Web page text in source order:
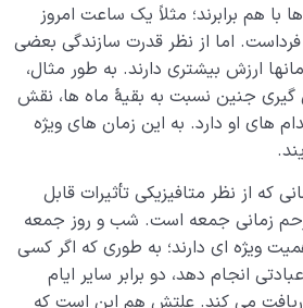
0/9
با هم برابرند؛ مثلاً یک ساعت امروز
اما از نظر قدرت سازندگی بعضی
ارزش بیشتری دارند. به طور مثال،
جنین نسبت به بقیۀ ماه ها، نقش
های او دارد. به این زمان های ویژه
که از نظر متافیزیکی تأثیرات قابل
زمانی جمعه است. شب و روز جمعه
ویژه ای دارند؛ به طوری که اگر کسى
انجام دهد، دو برابر سایر ایام
می کند. علتش هم این است که